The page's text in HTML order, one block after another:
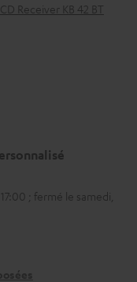
Receiver KB 42 BT
; fermé le samedi,